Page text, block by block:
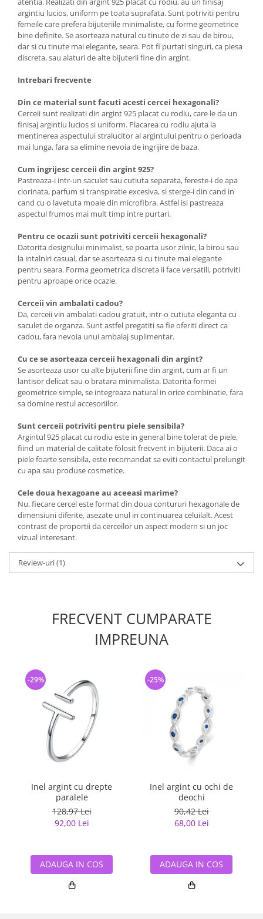
argintiu lucios, uniform pe toata suprafata. Sunt potriviti pentru
femeile care prefera bijuteriile minimaliste, cu forme geometrice
bine definite. Se asorteaza natural cu tinute de zi sau de birou,
dar si cu tinute mai elegante, seara. Pot fi purtati singuri, ca piesa
discreta, sau alaturi de alte bijuterii fine din argint.
Intrebari frecvente
Din ce material sunt facuti acesti cercei hexagonali?
Cerceii sunt realizati din argint 925 placat cu rodiu, care le da un
finisaj argintiu lucios si uniform. Placarea cu rodiu ajuta la
mentinerea aspectului stralucitor al argintului pentru o perioada
mai lunga, fara sa elimine nevoia de ingrijire de baza.
Cum ingrijesc cerceii din argint 925?
Pastreaza-i intr-un saculet sau cutiuta separata, fereste-i de apa
clorinata, parfum si transpiratie excesiva, si sterge-i din cand in
cand cu o lavetuta moale din microfibra. Astfel isi pastreaza
aspectul frumos mai mult timp intre purtari.
Pentru ce ocazii sunt potriviti cerceii hexagonali?
Datorita designului minimalist, se poarta usor zilnic, la birou sau
la intalniri casual, dar se asorteaza si cu tinute mai elegante
pentru seara. Forma geometrica discreta ii face versatili, potriviti
pentru aproape orice ocazie.
Cerceii vin ambalati cadou?
Da, cerceii vin ambalati cadou gratuit, intr-o cutiuta eleganta cu
saculet de organza. Sunt astfel pregatiti sa fie oferiti direct ca
cadou, fara nevoia unui ambalaj suplimentar.
Cu ce se asorteaza cerceii hexagonali din argint?
Se asorteaza usor cu alte bijuterii fine din argint, cum ar fi un
lantisor delicat sau o bratara minimalista. Datorita formei
geometrice simple, se integreaza natural in orice combinatie, fara
sa domine restul accesoriilor.
Sunt cerceii potriviti pentru piele sensibila?
Argintul 925 placat cu rodiu este in general bine tolerat de piele,
fiind un material de calitate folosit frecvent in bijuterii. Daca ai o
piele foarte sensibila, este recomandat sa eviti contactul prelungit
cu apa sau produse cosmetice.
Cele doua hexagoane au aceeasi marime?
Nu, fiecare cercel este format din doua contururi hexagonale de
dimensiuni diferite, asezate unul in continuarea celuilalt. Acest
contrast de proportii da cerceilor un aspect modern si un joc
vizual interesant.
Review-uri(1)
FRECVENT CUMPARATE
IMPREUNA
Inel argint cu drepte
paralele
128,97 Lei
92,00 Lei
-29%
ADAUGA IN COS
Inel argint cu ochi de
deochi
90,42 Lei
68,00 Lei
-25%
ADAUGA IN COS